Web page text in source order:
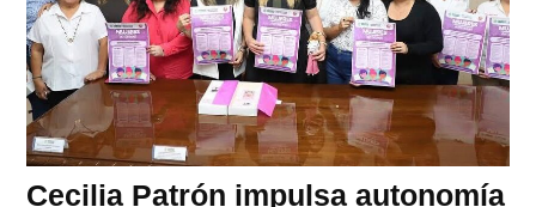
Cecilia Patrón impulsa autonomía